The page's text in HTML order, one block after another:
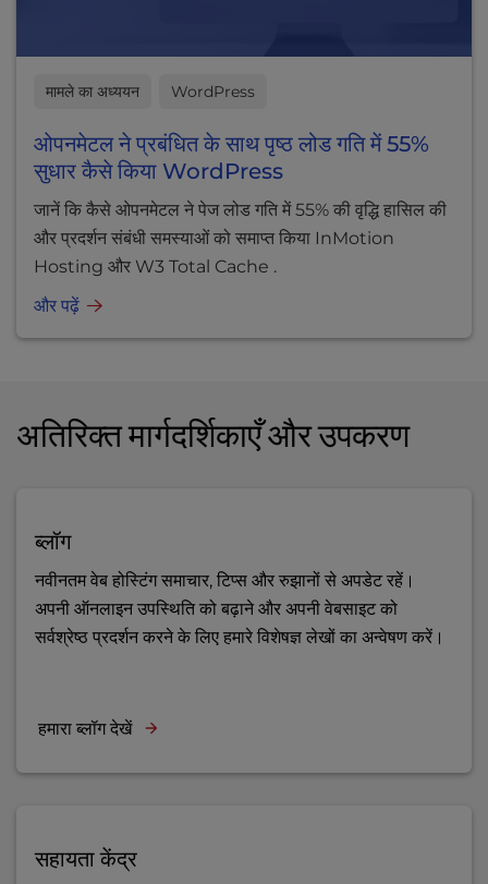
मामले का अध्ययन WordPress
ओपनमेटल ने प्रबंधित के साथ पृष्ठ लोड गति में 55%
सुधार कैसे किया WordPress
जानें कि कैसे ओपनमेटल ने पेज लोड गति में 55% की वृद्धि हासिल की
और प्रदर्शन संबंधी समस्याओं को समाप्त किया InMotion
Hosting और W3 Total Cache .
और पढ़ें
अतिरिक्त मार्गदर्शिकाएँ और उपकरण
ब्लॉग
नवीनतम वेब होस्टिंग समाचार, टिप्स और रुझानों से अपडेट रहें।
अपनी ऑनलाइन उपस्थिति को बढ़ाने और अपनी वेबसाइट को
सर्वश्रेष्ठ प्रदर्शन करने के लिए हमारे विशेषज्ञ लेखों का अन्वेषण करें।
हमारा ब्लॉग देखें
सहायता केंद्र